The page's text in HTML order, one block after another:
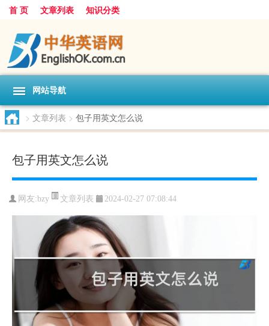
首 页 文章列表 知识分类
网站导航
> 文章列表 > 包子用英文怎么说
包子用英文怎么说
网友:bzy 文章列表 2024-02-27 07:08:44